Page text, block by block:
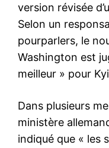
version révisée
Selon un
pourparlers, le
Washington est
meilleur » pour
Dans plusieurs
ministère
indiqué que « les